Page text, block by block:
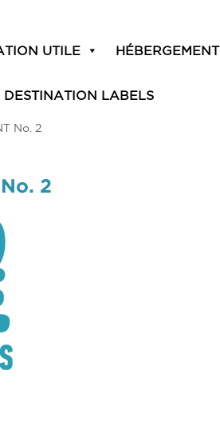
UTILE HÉBERGEMENT
DESTINATION LABELS
No. 2
2